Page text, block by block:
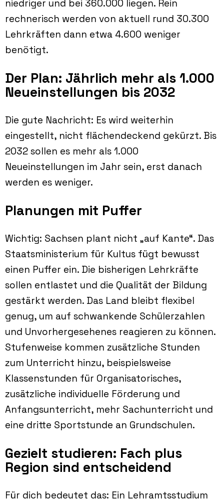
niedriger und bei 360.000 liegen. Rein
rechnerisch werden von aktuell rund 30.300
Lehrkräften dann etwa 4.600 weniger
benötigt.
Der Plan: Jährlich mehr als 1.000
Neueinstellungen bis 2032
Die gute Nachricht: Es wird weiterhin
eingestellt, nicht flächendeckend gekürzt. Bis
2032 sollen es mehr als 1.000
Neueinstellungen im Jahr sein, erst danach
werden es weniger.
Planungen mit Puffer
Wichtig: Sachsen plant nicht „auf Kante“. Das
Staatsministerium für Kultus fügt bewusst
einen Puffer ein. Die bisherigen Lehrkräfte
sollen entlastet und die Qualität der Bildung
gestärkt werden. Das Land bleibt flexibel
genug, um auf schwankende Schülerzahlen
und Unvorhergesehenes reagieren zu können.
Stufenweise kommen zusätzliche Stunden
zum Unterricht hinzu, beispielsweise
Klassenstunden für Organisatorisches,
zusätzliche individuelle Förderung und
Anfangsunterricht, mehr Sachunterricht und
eine dritte Sportstunde an Grundschulen.
Gezielt studieren: Fach plus
Region sind entscheidend
Für dich bedeutet das: Ein Lehramtsstudium